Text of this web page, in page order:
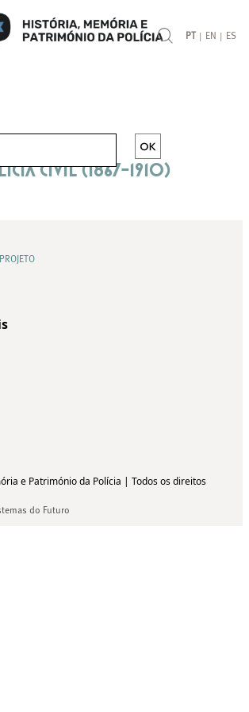
PT | EN | ES
Civíl (1867-1910)
e Património da Polícia | Todos os direitos
do Futuro